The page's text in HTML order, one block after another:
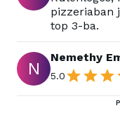
pizzeriaban
top 3-ba.
N
Nemethy
5.0